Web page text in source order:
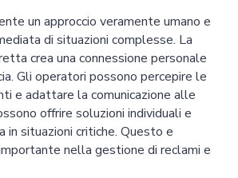
un approccio veramente umano e
di situazioni complesse. La
crea una connessione personale
Gli operatori possono percepire le
e adattare la comunicazione alle
offrire soluzioni individuali e
in situazioni critiche. Questo e
nella gestione di reclami e
ChatGPT for Websites
Send